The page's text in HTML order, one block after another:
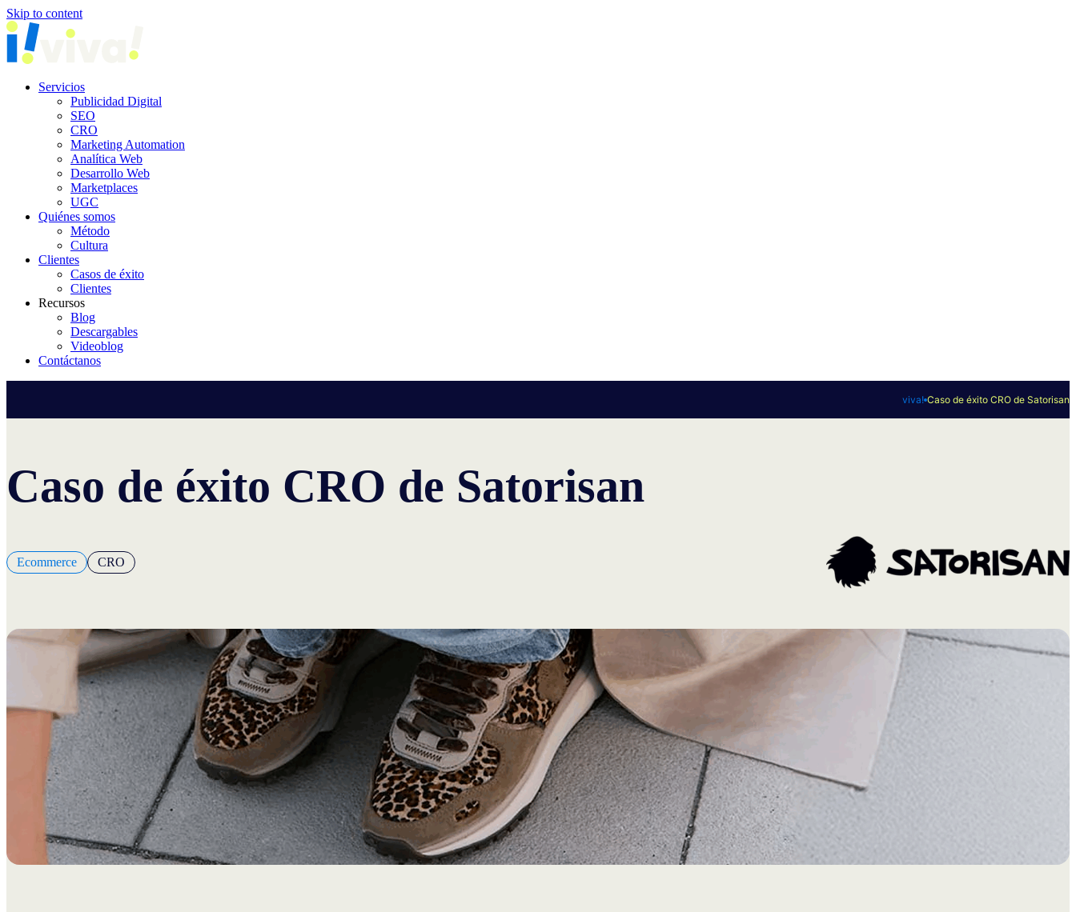
Skip to content
Servicios
Publicidad Digital
SEO
CRO
Marketing Automation
Analítica Web
Desarrollo Web
Marketplaces
UGC
Quiénes somos
Método
Cultura
Clientes
Casos de éxito
Clientes
Recursos
Blog
Descargables
Videoblog
Contáctanos
viva! Caso de éxito CRO de Satorisan
Caso de éxito CRO de Satorisan
Ecommerce CRO